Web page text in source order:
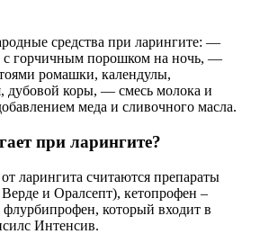
средства при ларингите: —
с горчичным порошком на ночь, —
ромашки, календулы,
дубовой коры, — смесь молока и
меда и сливочного масла.
при ларингите?
ларингита считаются препараты
и Оралсепт), кетопрофен –
который входит в
Интенсив.